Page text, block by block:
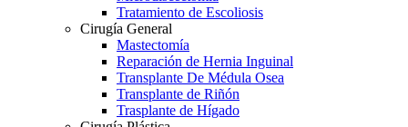
Tratamiento de Escoliosis
Cirugía General
Mastectomía
Reparación de Hernia Inguinal
Transplante De Médula Osea
Transplante de Riñón
Trasplante de Hígado